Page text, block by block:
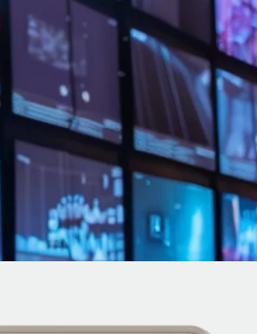
「カスハラ対
ータブル活用